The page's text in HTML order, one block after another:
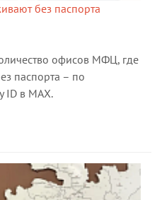
без паспорта
офисов МФЦ, где
паспорта – по
ID в МАХ.